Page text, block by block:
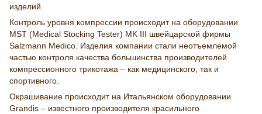
изделий.
Контроль уровня компрессии происходит на оборудовании
MST (Medical Stocking Tester) MK III швейцарской фирмы
Salzmann Medico. Изделия компании стали неотъемлемой
частью контроля качества большинства производителей
компрессионного трикотажа – как медицинского, так и
спортивного.
Окрашивание происходит на Итальянском оборудовании
Grandis – известного производителя красильного